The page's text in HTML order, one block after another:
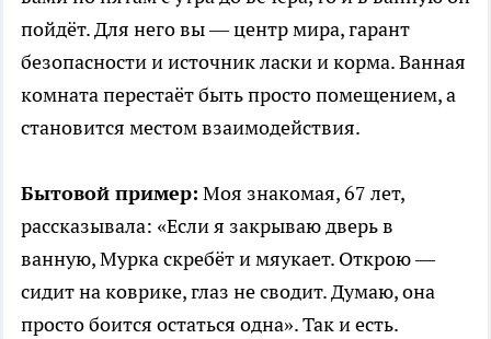
пойдёт. Для него вы — центр мира, гарант
безопасности и источник ласки и корма. Ванная
комната перестаёт быть просто помещением, а
становится местом взаимодействия.
Бытовой пример: Моя знакомая, 67 лет,
рассказывала: «Если я закрываю дверь в
ванную, Мурка скребёт и мяукает. Открою —
сидит на коврике, глаз не сводит. Думаю, она
просто боится остаться одна». Так и есть.